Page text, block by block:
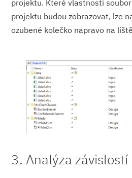
projektu. Které vlastnosti
projektu budou zobrazovat, lze
ozubené kolečko napravo na
3. Analýza závislostí